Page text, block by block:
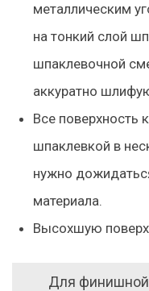
металлическим
на тонкий слой
шпаклевочной
аккуратно
Все поверхность
шпаклевкой в
нужно
материала.
Высохшую
Для финишной